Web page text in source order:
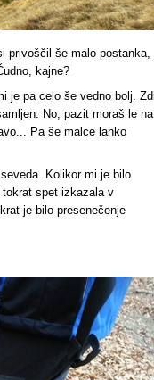
privoščil še malo postanka,
kajne?
je pa celo še vedno bolj.
No, pazit moraš le na
Pa še malce lahko
Kolikor mi je bilo
spet izkazala v
je bilo presenečenje